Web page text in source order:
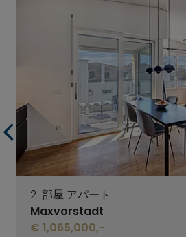
2-部屋 アパート
Maxvorstadt
€ 1,065,000,-